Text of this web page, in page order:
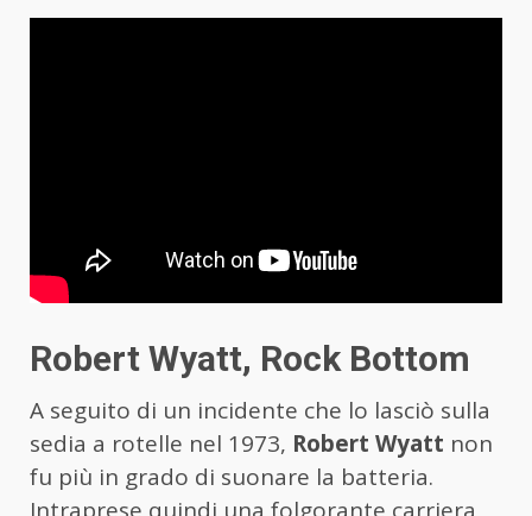
Robert Wyatt, Rock Bottom
A seguito di un incidente che lo lasciò sulla
sedia a rotelle nel 1973, Robert Wyatt non
fu più in grado di suonare la batteria.
Intraprese quindi una folgorante carriera